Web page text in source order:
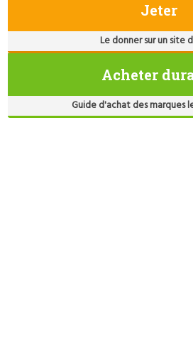
Jeter
Le donner sur un site
Acheter
Guide d'achat des marques